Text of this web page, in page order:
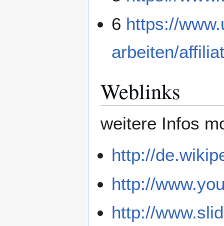
6 https://
arbeiten/
Weblinks
weitere Infos
http://
http://
http://